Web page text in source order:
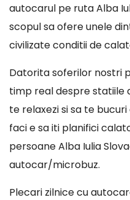
autocarul pe ruta Alba
scopul sa ofere unele
civilizate conditii de
Datorita soferilor nostri
timp real despre statiile
te relaxezi si sa te
faci e sa iti planifici
persoane Alba Iulia
autocar/microbuz.
Plecari zilnice cu